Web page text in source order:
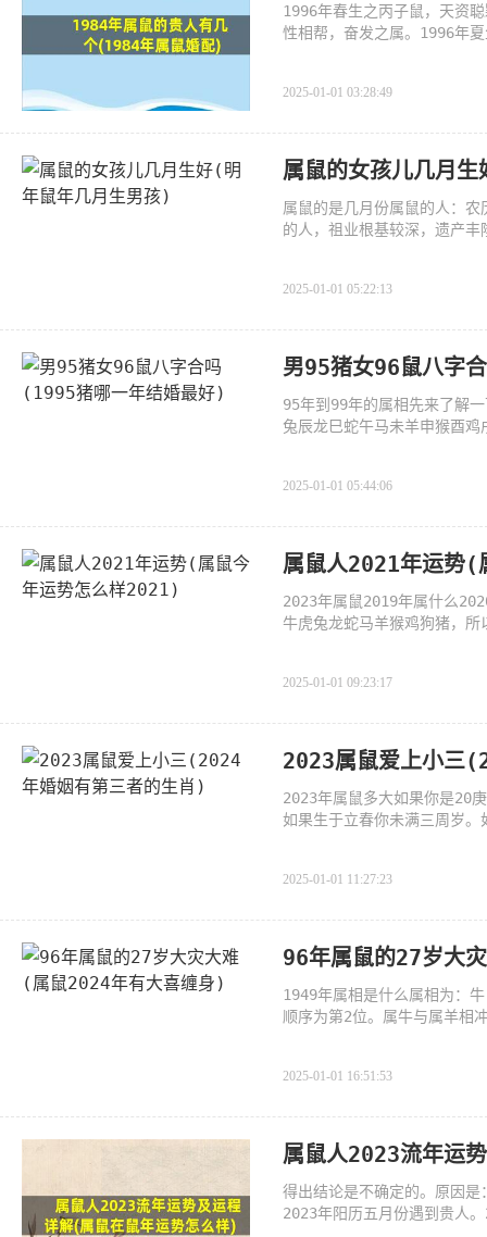
1996年春生之丙子鼠，天资
性相帮，奋发之属。1996年
2025-01-01 03:28:49
属鼠的女孩儿几月
属鼠的是几月份属鼠的人：
的人，祖业根基较深，遗产
2025-01-01 05:22:13
男95猪女96鼠八字
95年到99年的属相先来了解
兔辰龙巳蛇午马未羊申猴酉
2025-01-01 05:44:06
属鼠人2021年运势(
2023年属鼠2019年属什么
牛虎兔龙蛇马羊猴鸡狗猪，
2025-01-01 09:23:17
2023属鼠爱上小三
2023年属鼠多大如果你是20
如果生于立春你未满三周岁
2025-01-01 11:27:23
96年属鼠的27岁大
1949年属相是什么属相为：
顺序为第2位。属牛与属羊相
2025-01-01 16:51:53
属鼠人2023流年运
得出结论是不确定的。原因
2023年阳历五月份遇到贵人